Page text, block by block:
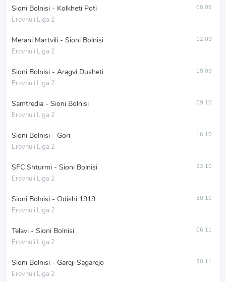
Sioni Bolnisi - Kolkheti Poti
Erovnuli Liga 2
08.09
Merani Martvili - Sioni Bolnisi
Erovnuli Liga 2
12.09
Sioni Bolnisi - Aragvi Dusheti
Erovnuli Liga 2
18.09
Samtredia - Sioni Bolnisi
Erovnuli Liga 2
09.10
Sioni Bolnisi - Gori
Erovnuli Liga 2
16.10
SFC Shturmi - Sioni Bolnisi
Erovnuli Liga 2
23.10
Sioni Bolnisi - Odishi 1919
Erovnuli Liga 2
30.10
Telavi - Sioni Bolnisi
Erovnuli Liga 2
06.11
Sioni Bolnisi - Gareji Sagarejo
Erovnuli Liga 2
20.11